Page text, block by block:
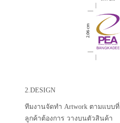
2.DESIGN
ทีมงานจัดทำ Artwork ตามแบบที่
ลูกค้าต้องการ วางบนตัวสินค้า